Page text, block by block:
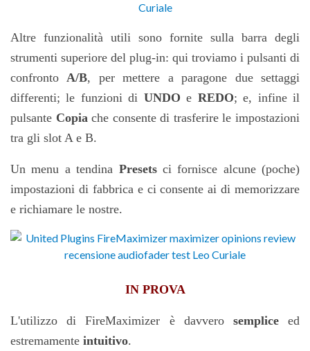
Altre funzionalità utili sono fornite sulla barra degli
strumenti superiore del plug-in: qui troviamo i pulsanti di
confrontoA/B, per mettere a paragone due settaggi
differenti; le funzioni di UNDO e REDO; e, infine il
pulsante Copiache consente di trasferire le impostazioni
tra gli slot A e B.
Unmenu a tendina Presets ci fornisce alcune (poche)
impostazioni di fabbrica e ci consente ai di memorizzare
e richiamare le nostre.
IN PROVA
L'utilizzo di FireMaximizer è davvero sempliceed
estremamente intuitivo.